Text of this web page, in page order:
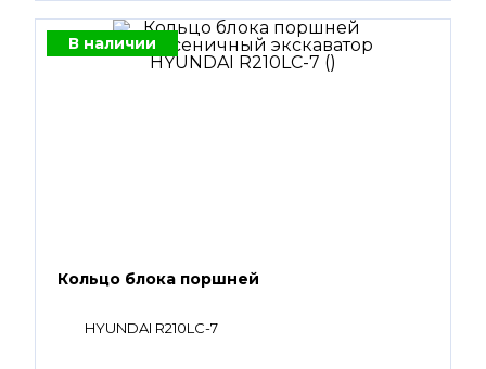
В наличии
Кольцо блока поршней
HYUNDAI R210LC-7